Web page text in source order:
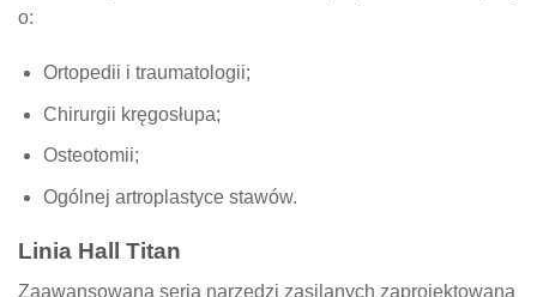
o:
Ortopedii i traumatologii;
Chirurgii kręgosłupa;
Osteotomii;
Ogólnej artroplastyce stawów.
Linia Hall Titan
Zaawansowana seria narzędzi zasilanych zaprojektowana